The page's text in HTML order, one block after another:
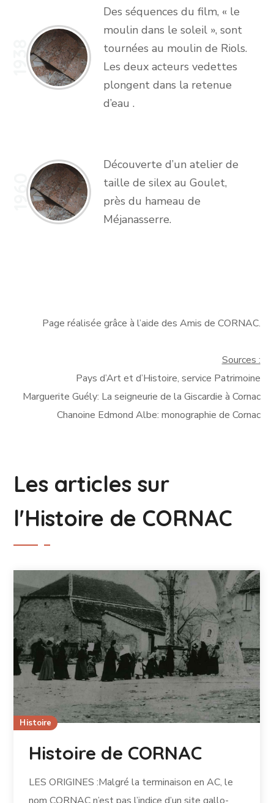
1938
Des séquences du film, « le
moulin dans le soleil », sont
tournées au moulin de Riols.
Les deux acteurs vedettes
plongent dans la retenue
d’eau .
1960
Découverte d’un atelier de
taille de silex au Goulet,
près du hameau de
Méjanasserre.
Page réalisée grâce à l’aide des Amis de CORNAC.
Sources :
Pays d’Art et d’Histoire, service Patrimoine
Marguerite Guély: La seigneurie de la Giscardie à Cornac
Chanoine Edmond Albe: monographie de Cornac
Les articles sur
l'Histoire de CORNAC
Histoire
Histoire de CORNAC
LES ORIGINES :Malgré la terminaison en AC, le